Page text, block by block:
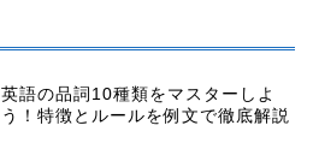
英語の品詞10種類をマスターしよ
う！特徴とルールを例文で徹底解説